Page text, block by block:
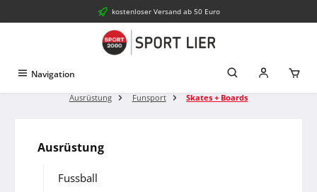
Zum Hauptinhalt springenkostenloser Versand ab 50 Euro
Navigation
Ausrüstung Funsport Skates + Boards
Ausrüstung
Fussball